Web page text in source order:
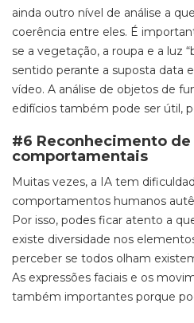
ainda outro nível de análise a
coerência entre eles. É
se a vegetação, a roupa e a luz
sentido perante a suposta data
vídeo. A análise de objetos de
edifícios também pode ser útil,
#6 Reconhecimento
comportamentais
Muitas vezes, a IA tem
comportamentos humanos
Por isso, podes ficar atento a
existe diversidade nos
perceber se todos olham
As expressões faciais e os
também importantes porque